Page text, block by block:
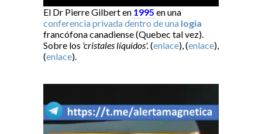
El Dr Pierre Gilbert en 1995 en una
conferencia privada dentro de una logia
francófona canadiense (Quebec tal vez).
Sobre los 'cristales líquidos'.(enlace), (enlace),
(enlace).